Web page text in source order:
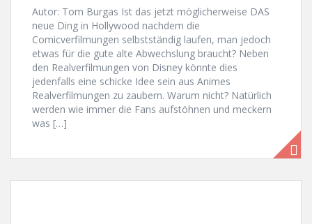
Autor: Tom Burgas Ist das jetzt möglicherweise DAS
neue Ding in Hollywood nachdem die
Comicverfilmungen selbstständig laufen, man jedoch
etwas für die gute alte Abwechslung braucht? Neben
den Realverfilmungen von Disney könnte dies
jedenfalls eine schicke Idee sein aus Animes
Realverfilmungen zu zaubern. Warum nicht? Natürlich
werden wie immer die Fans aufstöhnen und meckern
was […]